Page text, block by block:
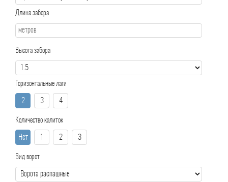
Длина забора
Высота забора
Горизонтальные лаги
2 3 4
Количество калиток
Нет 1 2 3
Вид ворот